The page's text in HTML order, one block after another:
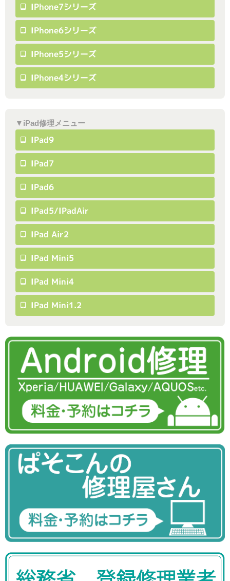
IPhone7シリーズ
IPhone6シリーズ
IPhone5シリーズ
IPhone4シリーズ
▼iPad修理メニュー
IPad9
IPad7
IPad6
IPad5/iPadAir
IPad Air2
IPad Mini5
IPad Mini4
IPad Mini1.2